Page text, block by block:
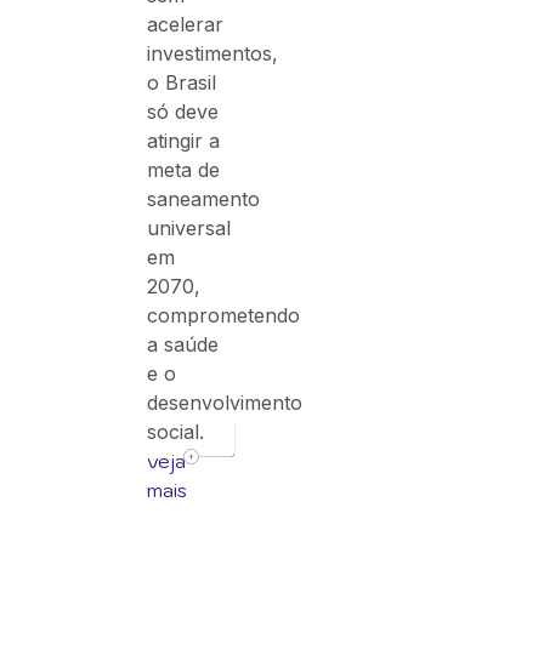
acelerar
investimentos,
o Brasil
só deve
atingir a
meta de
saneamento
universal
em
2070,
comprometendo
a saúde
e o
desenvolvimento
social.
veja
mais